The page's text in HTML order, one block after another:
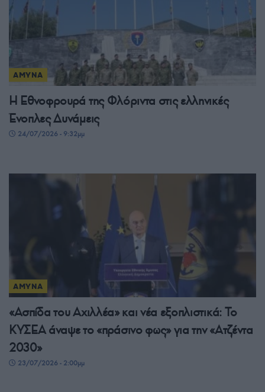
ΑΜΥΝΑ
Η Εθνοφρουρά της Φλόριντα στις ελληνικές
Ένοπλες Δυνάμεις
24/07/2026 - 9:32μμ
ΑΜΥΝΑ
«Ασπίδα του Αχιλλέα» και νέα εξοπλιστικά: Το
ΚΥΣΕΑ άναψε το «πράσινο φως» για την «Ατζέντα
2030»
23/07/2026 - 2:00μμ